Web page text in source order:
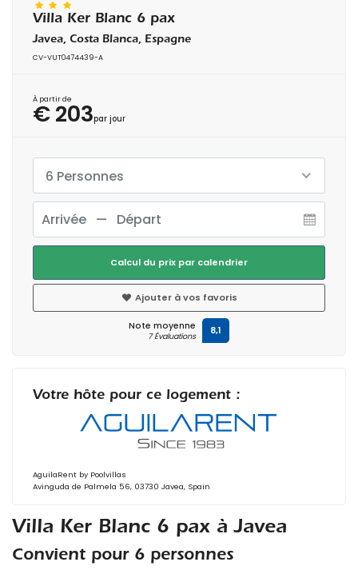
Villa Ker Blanc 6 pax à Javea
Convient pour 6 personnes
Villa Ker Blanc 6 pax
Javea, Costa Blanca, Espagne
CV-VUT0474439-A
À partir de
€ 203par jour
6 Personnes
Calcul du prix par calendrier
Ajouter à vos favoris
Note moyenne
7 Évaluations 8,1
Votre hôte pour ce logement :
AguilaRent by Poolvillas
Avinguda de Palmela 56, 03730 Javea, Spain